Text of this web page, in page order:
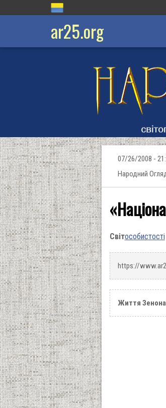
ar25.org
07/26/2008 -
Народний
Світособистості
https://
Життя